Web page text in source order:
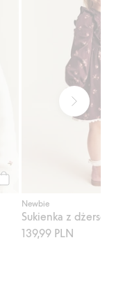
Newbie
Sukienka z dżerseju,
139,99 PLN